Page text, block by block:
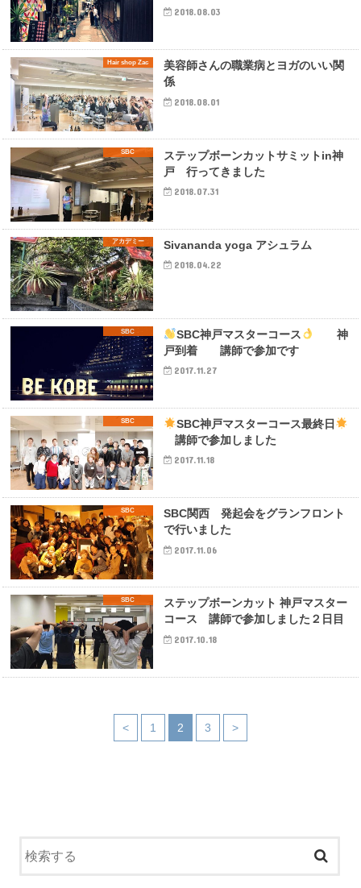
2018.08.03
Hair shop Zac
美容師さんの職業病とヨガのいい関
係
2018.08.01
SBC
ステップボーンカットサミットin神
戸 行ってきました
2018.07.31
アカデミー Sivananda yoga アシュラム
2018.04.22
SBC SBC神戸マスターコース
神
戸到着 講師で参加です
2017.11.27
SBC
SBC神戸マスターコース最終日
講師で参加しました
2017.11.18
SBC
SBC関西 発起会をグランフロント
で行いました
2017.11.06
SBC
ステップボーンカット 神戸マスター
コース 講師で参加しました２日目
2017.10.18
< 1 2 3 >